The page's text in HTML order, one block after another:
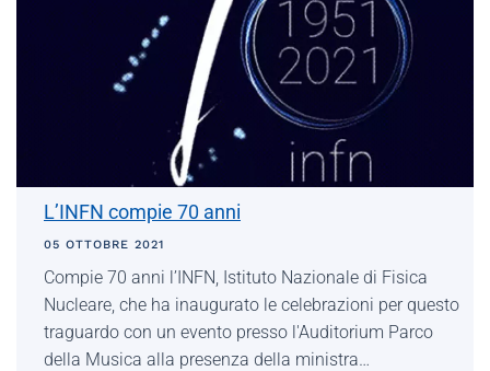
L’INFN compie 70 anni
05 OTTOBRE 2021
Compie 70 anni l’INFN, Istituto Nazionale di Fisica
Nucleare, che ha inaugurato le celebrazioni per questo
traguardo con un evento presso l'Auditorium Parco
della Musica alla presenza della ministra…